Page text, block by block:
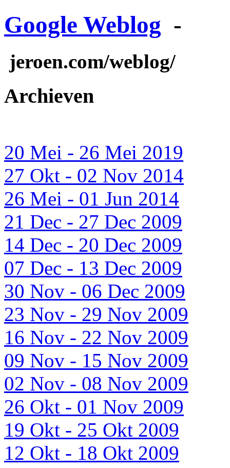
Google Weblog -
jeroen.com/weblog/
Archieven
20 Mei - 26 Mei 2019
27 Okt - 02 Nov 2014
26 Mei - 01 Jun 2014
21 Dec - 27 Dec 2009
14 Dec - 20 Dec 2009
07 Dec - 13 Dec 2009
30 Nov - 06 Dec 2009
23 Nov - 29 Nov 2009
16 Nov - 22 Nov 2009
09 Nov - 15 Nov 2009
02 Nov - 08 Nov 2009
26 Okt - 01 Nov 2009
19 Okt - 25 Okt 2009
12 Okt - 18 Okt 2009